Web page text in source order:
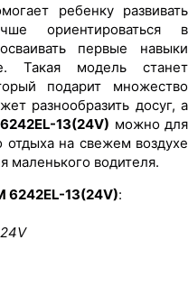
ребенку развивать
ориентироваться в
первые навыки
Такая модель станет
подарит множество
разнообразить досуг, а
13(24V) можно для
отдыха на свежем воздухе
маленького водителя.
6242EL-13(24V):